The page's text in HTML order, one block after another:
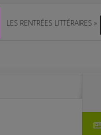
LES RENTRÉES LITTÉRAIRES »